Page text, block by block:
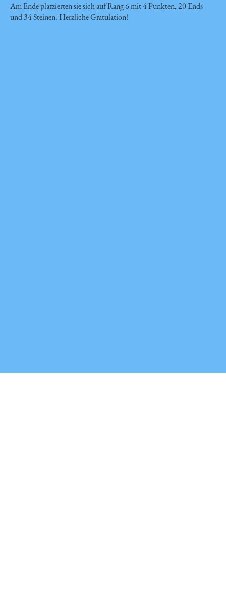
Am Ende platzierten sie sich auf Rang 6 mit 4 Punkten, 20 Ends
und 34 Steinen. Herzliche Gratulation!